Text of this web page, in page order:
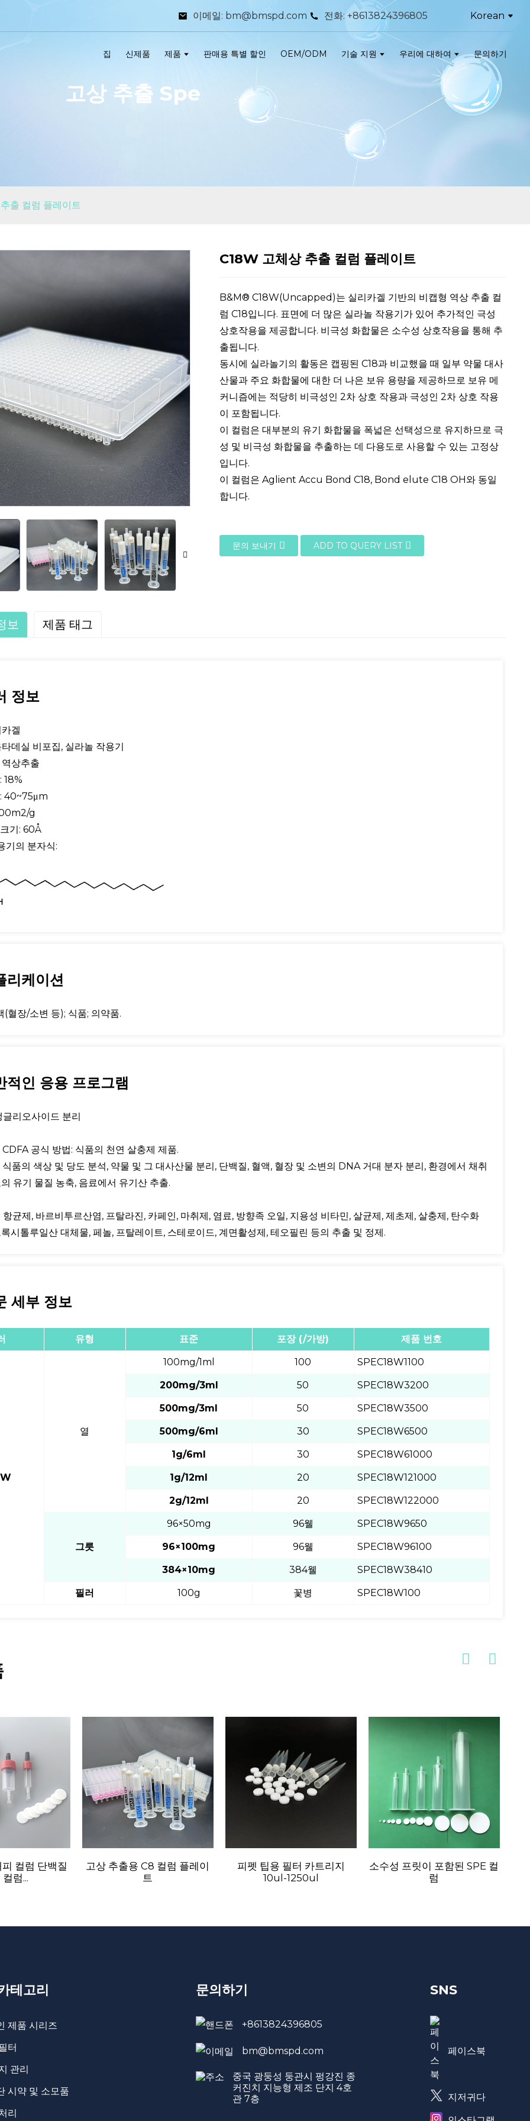
이메일: bm@bmspd.com 전화: +8613824396805 Korean
집 신제품 제품 판매용 특별 할인 OEM/ODM 기술 지원 우리에 대하여 문의하기
고상 추출 Spe
출 컬럼 플레이트
C18W 고체상 추출 컬럼 플레이트
B&M® C18W(Uncapped)는 실리카겔 기반의 비캡형 역상 추출 컬
럼 C18입니다. 표면에 더 많은 실라놀 작용기가 있어 추가적인 극성
상호작용을 제공합니다. 비극성 화합물은 소수성 상호작용을 통해 추
출됩니다.
동시에 실라놀기의 활동은 캡핑된 C18과 비교했을 때 일부 약물 대사
산물과 주요 화합물에 대한 더 나은 보유 용량을 제공하므로 보유 메
커니즘에는 적당히 비극성인 2차 상호 작용과 극성인 2차 상호 작용
이 포함됩니다.
이 컬럼은 대부분의 유기 화합물을 폭넓은 선택성으로 유지하므로 극
성 및 비극성 화합물을 추출하는 데 다용도로 사용할 수 있는 고정상
입니다.
이 컬럼은 Aglient Accu Bond C18, Bond elute C18 OH와 동일
합니다.
문의 보내기 ADD TO QUERY LIST
보 제품 태그
정보
겔
데실 비포집, 실라놀 작용기
상추출
18%
40~75μm
g
기: 60Å
기의 분자식:
리케이션
(혈장/소변 등); 식품; 의약품.
적인 응용 프로그램
글리오사이드 분리
공식 방법: 식품의 천연 살충제 제품.
품의 색상 및 당도 분석, 약물 및 그 대사산물 분리, 단백질, 혈액, 혈장 및 소변의 DNA 거대 분자 분리, 환경에서 채취
유기 물질 농축, 음료에서 유기산 추출.
균제, 바르비투르산염, 프탈라진, 카페인, 마취제, 염료, 방향족 오일, 지용성 비타민, 살균제, 제초제, 살충제, 탄수화
시톨루일산 대체물, 페놀, 프탈레이트, 스테로이드, 계면활성제, 테오필린 등의 추출 및 정제.
세부 정보
유형 표준 포장 (/가방) 제품 번호
열
100mg/1ml 100 SPEC18W1100
200mg/3ml 50 SPEC18W3200
500mg/3ml 50 SPEC18W3500
500mg/6ml 30 SPEC18W6500
1g/6ml 30 SPEC18W61000
1g/12ml 20 SPEC18W121000
2g/12ml 20 SPEC18W122000
그릇
96×50mg 96웰 SPEC18W9650
96×100mg 96웰 SPEC18W96100
384×10mg 384웰 SPEC18W38410
필러 100g 꽃병 SPEC18W100
컬럼 단백질
럼...
고상 추출용 C8 컬럼 플레이
트
피펫 팁용 필터 카트리지
10ul-1250ul
소수성 프릿이 포함된 SPE 컬
럼
테고리
제품 시리즈
터
관리
시약 및 소모품
리
문의하기
+8613824396805
bm@bmspd.com
중국 광둥성 둥관시 펑강진 종
커진치 지능형 제조 단지 4호
관 7층
SNS
페이스북
지저귀다